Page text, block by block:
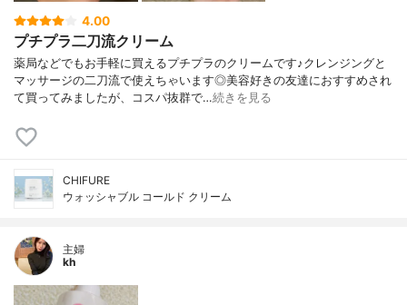
4.00
プチプラ二刀流クリーム
薬局などでもお手軽に買えるプチプラのクリームです♪クレンジングと
マッサージの二刀流で使えちゃいます◎美容好きの友達におすすめされ
て買ってみましたが、コスパ抜群で…続きを見る
CHIFURE
ウォッシャブル コールド クリーム
主婦
kh